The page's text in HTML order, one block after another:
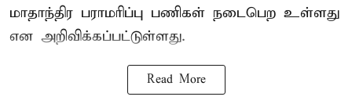
மாதாந்திர பராமரிப்பு பணிகள் நடைபெற உள்ளது
என அறிவிக்கப்பட்டுள்ளது.
Read More